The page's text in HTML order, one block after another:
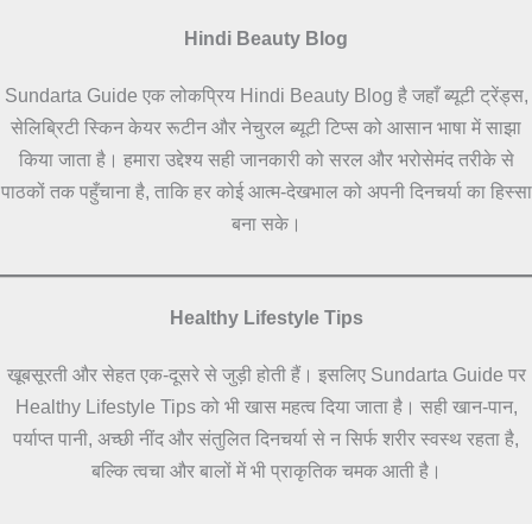
Hindi Beauty Blog
Sundarta Guide एक लोकप्रिय Hindi Beauty Blog है जहाँ ब्यूटी ट्रेंड्स,
सेलिब्रिटी स्किन केयर रूटीन और नेचुरल ब्यूटी टिप्स को आसान भाषा में साझा
किया जाता है। हमारा उद्देश्य सही जानकारी को सरल और भरोसेमंद तरीके से
पाठकों तक पहुँचाना है, ताकि हर कोई आत्म-देखभाल को अपनी दिनचर्या का हिस्सा
बना सके।
Healthy Lifestyle Tips
खूबसूरती और सेहत एक-दूसरे से जुड़ी होती हैं। इसलिए Sundarta Guide पर
Healthy Lifestyle Tips को भी खास महत्व दिया जाता है। सही खान-पान,
पर्याप्त पानी, अच्छी नींद और संतुलित दिनचर्या से न सिर्फ शरीर स्वस्थ रहता है,
बल्कि त्वचा और बालों में भी प्राकृतिक चमक आती है।